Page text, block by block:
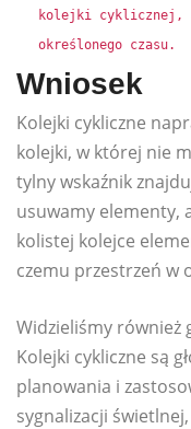
kolejki cyklicznej,
określonego czasu.
Wniosek
Kolejki cykliczne
kolejki, w której nie
tylny wskaźnik
usuwamy elementy,
kolistej kolejce
czemu przestrzeń w
Widzieliśmy również
Kolejki cykliczne są
planowania i
sygnalizacji